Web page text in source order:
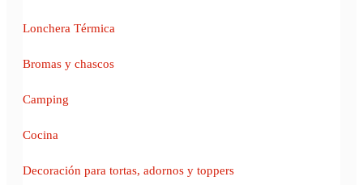
Lonchera Térmica
Bromas y chascos
Camping
Cocina
Decoración para tortas, adornos y toppers